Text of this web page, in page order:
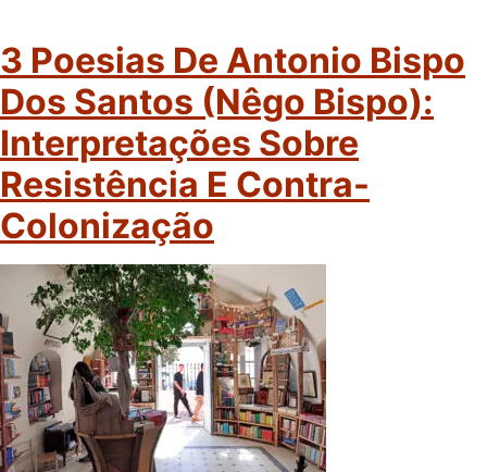
3 Poesias De Antonio Bispo
Dos Santos (Nêgo Bispo):
Interpretações Sobre
Resistência E Contra-
Colonização